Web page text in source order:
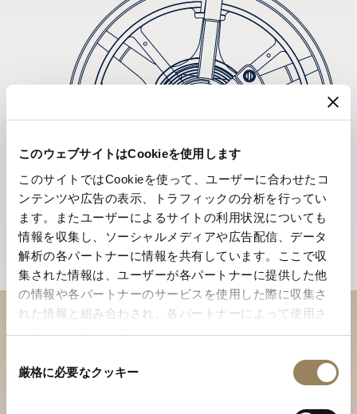
このウェブサイトはCookieを使用します
このサイトではCookieを使って、ユーザーに合わせたコ
ンテンツや広告の表示、トラフィックの分析を行ってい
ます。またユーザーによるサイトの利用状況についても
情報を収集し、ソーシャルメディアや広告配信、データ
解析の各パートナーに情報を共有しています。ここで収
集された情報は、ユーザーが各パートナーに提供した他
の情報や各パートナーのサービスを使用した際に収集さ
れた情報と組み合わされ、各パートナーによって使用さ
れることがあります。
厳格に必要なクッキー
ブティックでコレクションを
ご覧ください